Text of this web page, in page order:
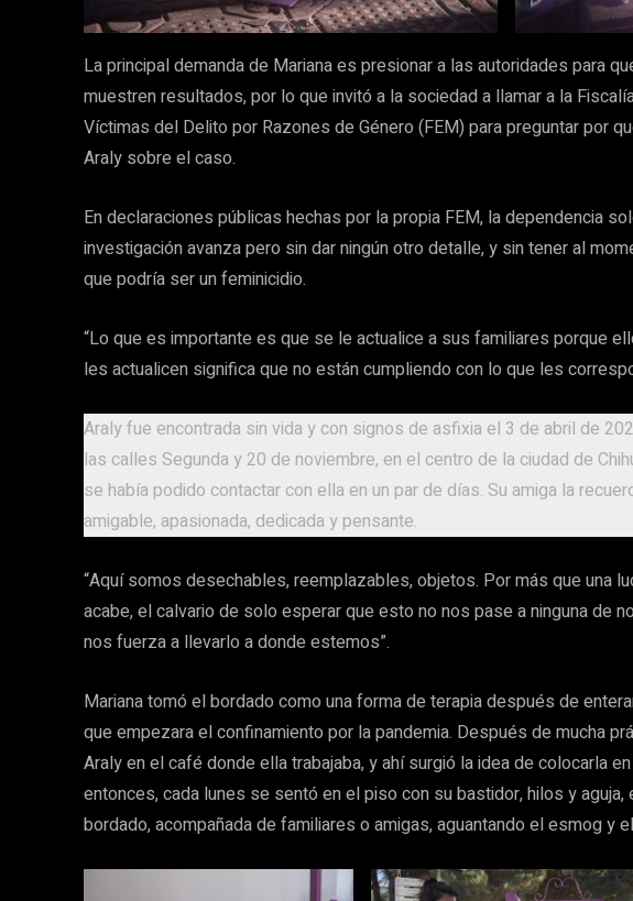
La principal demanda de Mariana es presionar a las autoridades para
muestren resultados, por lo que invitó a la sociedad a llamar a la
Víctimas del Delito por Razones de Género (FEM) para preguntar por
Araly sobre el caso.
En declaraciones públicas hechas por la propia FEM, la dependencia
investigación avanza pero sin dar ningún otro detalle, y sin tener al
que podría ser un feminicidio.
“Lo que es importante es que se le actualice a sus familiares porque
les actualicen significa que no están cumpliendo con lo que les
Araly fue encontrada sin vida y con signos de asfixia el 3 de abril de
las calles Segunda y 20 de noviembre, en el centro de la ciudad de
se había podido contactar con ella en un par de días. Su amiga la
amigable, apasionada, dedicada y pensante.
“Aquí somos desechables, reemplazables, objetos. Por más que una
acabe, el calvario de solo esperar que esto no nos pase a ninguna de
nos fuerza a llevarlo a donde estemos”.
Mariana tomó el bordado como una forma de terapia después de
que empezara el confinamiento por la pandemia. Después de mucha
Araly en el café donde ella trabajaba, y ahí surgió la idea de colocarla
entonces, cada lunes se sentó en el piso con su bastidor, hilos y
bordado, acompañada de familiares o amigas, aguantando el esmog y